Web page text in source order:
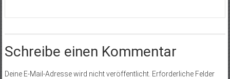
Schreibe einen Kommentar
Deine E-Mail-Adresse wird nicht veröffentlicht. Erforderliche Felder